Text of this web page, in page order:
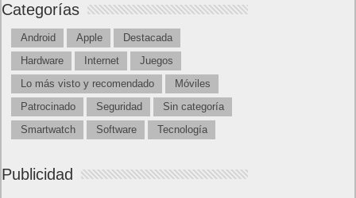
Categorías
Android Apple
Destacada
Hardware
Internet
Juegos
Lo más visto y recomendado
Móviles
Patrocinado
Seguridad
Sin categoría
Smartwatch
Software Tecnología
Publicidad